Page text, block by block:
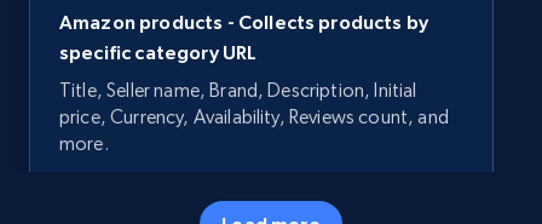
Amazon products - Collects products by
specific category URL
Title, Seller name, Brand, Description, Initial
price, Currency, Availability, Reviews count, and
more.
5.7K+ Jetzt anfangen